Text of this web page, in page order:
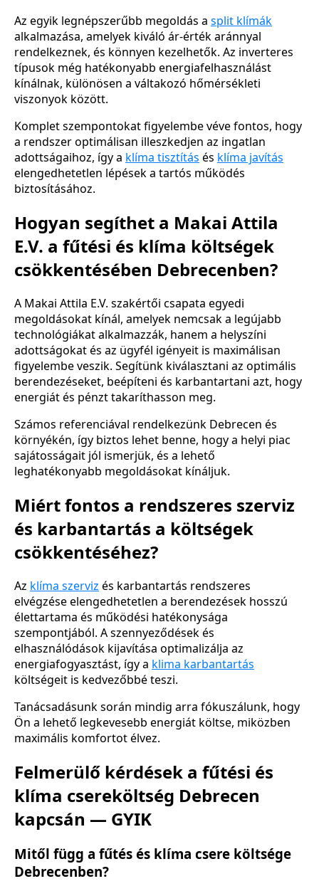
Az egyik legnépszerűbb megoldás a split klímák
alkalmazása, amelyek kiváló ár-érték aránnyal
rendelkeznek, és könnyen kezelhetők. Az inverteres
típusok még hatékonyabb energiafelhasználást
kínálnak, különösen a váltakozó hőmérsékleti
viszonyok között.
Komplet szempontokat figyelembe véve fontos, hogy
a rendszer optimálisan illeszkedjen az ingatlan
adottságaihoz, így a klíma tisztítás és klíma javítás
elengedhetetlen lépések a tartós működés
biztosításához.
Hogyan segíthet a Makai Attila
E.V. a fűtési és klíma költségek
csökkentésében Debrecenben?
A Makai Attila E.V. szakértői csapata egyedi
megoldásokat kínál, amelyek nemcsak a legújabb
technológiákat alkalmazzák, hanem a helyszíni
adottságokat és az ügyfél igényeit is maximálisan
figyelembe veszik. Segítünk kiválasztani az optimális
berendezéseket, beépíteni és karbantartani azt, hogy
energiát és pénzt takaríthasson meg.
Számos referenciával rendelkezünk Debrecen és
környékén, így biztos lehet benne, hogy a helyi piac
sajátosságait jól ismerjük, és a lehető
leghatékonyabb megoldásokat kínáljuk.
Miért fontos a rendszeres szerviz
és karbantartás a költségek
csökkentéséhez?
Az klíma szerviz és karbantartás rendszeres
elvégzése elengedhetetlen a berendezések hosszú
élettartama és működési hatékonysága
szempontjából. A szennyeződések és
elhasználódások kijavítása optimalizálja az
energiafogyasztást, így a klima karbantartás
költségeit is kedvezőbbé teszi.
Tanácsadásunk során mindig arra fókuszálunk, hogy
Ön a lehető legkevesebb energiát költse, miközben
maximális komfortot élvez.
Felmerülő kérdések a fűtési és
klíma csereköltség Debrecen
kapcsán — GYIK
Mitől függ a fűtés és klíma csere költsége
Debrecenben?